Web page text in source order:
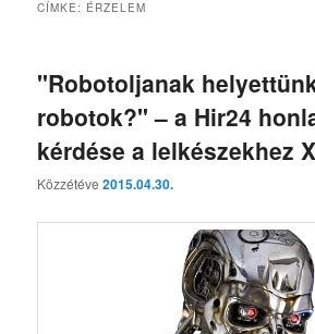
CÍMKE: ÉRZELEM
"Robotoljanak
robotok?" – a Hir24
kérdése a lelkészekhez
Közzétéve2015.04.30.